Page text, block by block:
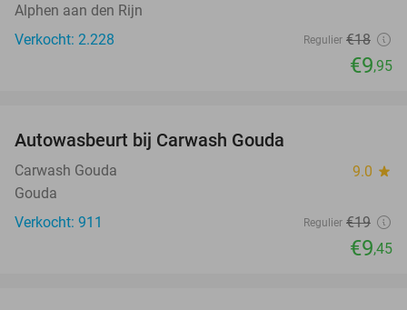
Alphen aan den Rijn
Verkocht: 2.228
Regulier €18
€9,95
Autowasbeurt bij Carwash Gouda
Carwash Gouda 9.0 star
Gouda
Verkocht: 911
Regulier €19
€9,45